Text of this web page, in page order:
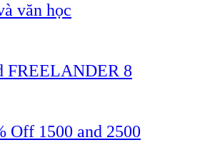
văn học
FREELANDER 8
Off 1500 and 2500